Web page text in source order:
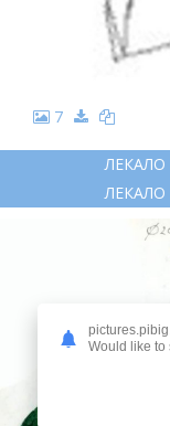
7
Would like to